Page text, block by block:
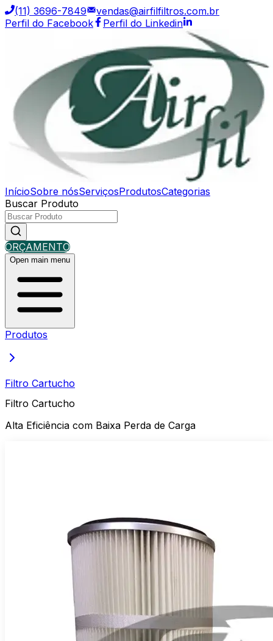
(11) 3696-7849
vendas@airfilfiltros.com.br
Perfil do Facebook
Perfil do Linkedin
InícioSobre nósServiçosProdutosCategorias
Buscar Produto
ORÇAMENTO
Open main menu
Produtos
Filtro Cartucho
Filtro Cartucho
Alta Eficiência com Baixa Perda de Carga